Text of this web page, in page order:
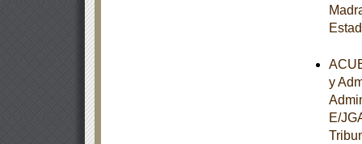
y
E/